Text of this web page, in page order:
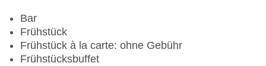
am Pool, Liegen am Pool
Zahlungsarten: American Express, Mastercard,
Visa
Landeskategorie: 5 Sterne
Bar
Frühstück
Frühstück à la carte: ohne Gebühr
Frühstücksbuffet